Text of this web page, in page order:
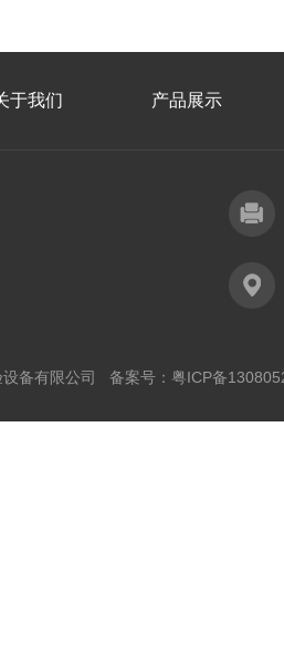
于我们 产品展示
备有限公司 备案号： 粤ICP备